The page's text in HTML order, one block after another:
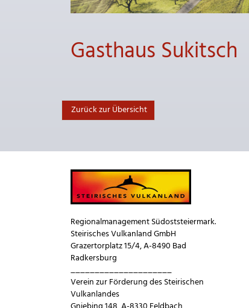
Gasthaus Sukitsch
Zurück zur Übersicht
Regionalmanagement Südoststeiermark.
Steirisches Vulkanland GmbH
Grazertorplatz 15/4, A-8490 Bad
Radkersburg
_____________________
Verein zur Förderung des Steirischen
Vulkanlandes